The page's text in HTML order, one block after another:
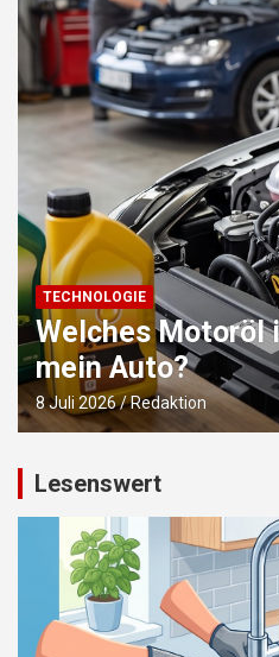
TECHNOLOGIE
Das Auto optimal
vorbereiten
4 Juli 2026 Redaktion
Lesenswert